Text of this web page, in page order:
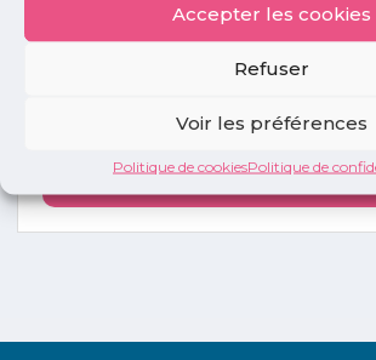
Accepter les cookies
Refuser
Voir les préférences
Politique de cookiesPolitique de
annonces